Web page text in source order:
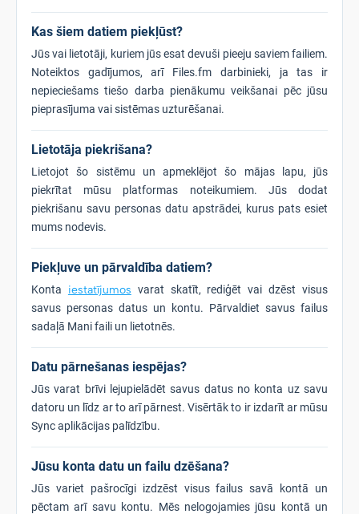
Kas šiem datiem piekļūst?
Jūs vai lietotāji, kuriem jūs esat devuši pieeju saviem failiem.
Noteiktos gadījumos, arī Files.fm darbinieki, ja tas ir
nepieciešams tiešo darba pienākumu veikšanai pēc jūsu
pieprasījuma vai sistēmas uzturēšanai.
Lietotāja piekrišana?
Lietojot šo sistēmu un apmeklējot šo mājas lapu, jūs
piekrītat mūsu platformas noteikumiem. Jūs dodat
piekrišanu savu personas datu apstrādei, kurus pats esiet
mums nodevis.
Piekļuve un pārvaldība datiem?
Konta iestatījumos varat skatīt, rediģēt vai dzēst visus
savus personas datus un kontu. Pārvaldiet savus failus
sadaļā Mani faili un lietotnēs.
Datu pārnešanas iespējas?
Jūs varat brīvi lejupielādēt savus datus no konta uz savu
datoru un līdz ar to arī pārnest. Visērtāk to ir izdarīt ar mūsu
Sync aplikācijas palīdzību.
Jūsu konta datu un failu dzēšana?
Jūs variet pašrocīgi izdzēst visus failus savā kontā un
pēctam arī savu kontu. Mēs nelogojamies jūsu kontā un